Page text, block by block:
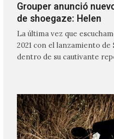
Grouper anunció
de shoegaze: Helen
La última vez que
2021 con el lanzamiento de
dentro de su cautivante